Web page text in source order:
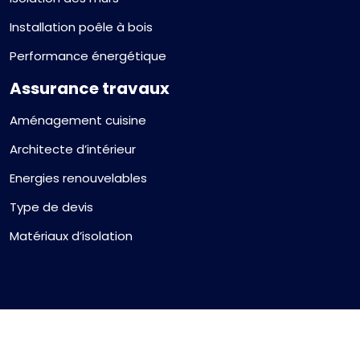
Installation poêle à bois
Performance énergétique
Assurance travaux
Aménagement cuisine
Architecte d’intérieur
Energies renouvelables
Type de devis
Matériaux d’isolation